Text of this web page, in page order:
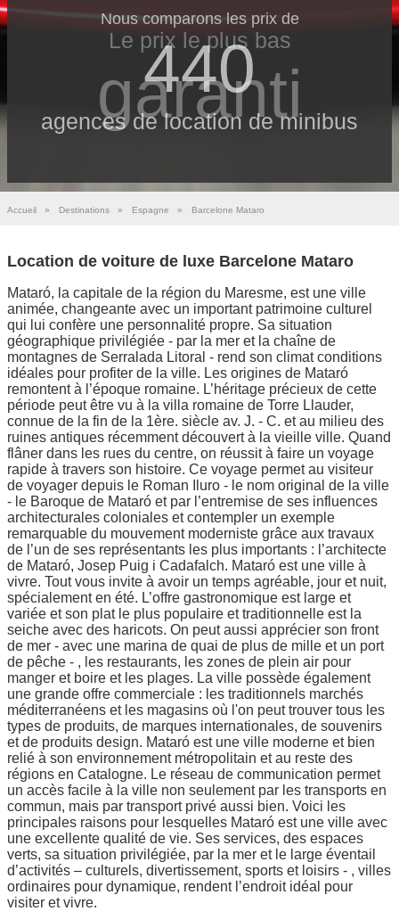
Nous comparons les prix de
440
agences de location de minibus
Le prix le​ plus bas
garanti
Accueil » Destinations » Espagne » Barcelone Mataro
Location de voiture de luxe Barcelone Mataro
Mataró, la capitale de la région du Maresme, est une ville
animée, changeante avec un important patrimoine culturel
qui lui confère une personnalité propre. Sa situation
géographique privilégiée - par la mer et la chaîne de
montagnes de Serralada Litoral - rend son climat conditions
idéales pour profiter de la ville. Les origines de Mataró
remontent à l’époque romaine. L’héritage précieux de cette
période peut être vu à la villa romaine de Torre Llauder,
connue de la fin de la 1ère. siècle av. J. - C. et au milieu des
ruines antiques récemment découvert à la vieille ville. Quand
flâner dans les rues du centre, on réussit à faire un voyage
rapide à travers son histoire. Ce voyage permet au visiteur
de voyager depuis le Roman Iluro - le nom original de la ville
- le Baroque de Mataró et par l’entremise de ses influences
architecturales coloniales et contempler un exemple
remarquable du mouvement moderniste grâce aux travaux
de l’un de ses représentants les plus importants : l’architecte
de Mataró, Josep Puig i Cadafalch. Mataró est une ville à
vivre. Tout vous invite à avoir un temps agréable, jour et nuit,
spécialement en été. L’offre gastronomique est large et
variée et son plat le plus populaire et traditionnelle est la
seiche avec des haricots. On peut aussi apprécier son front
de mer - avec une marina de quai de plus de mille et un port
de pêche - , les restaurants, les zones de plein air pour
manger et boire et les plages. La ville possède également
une grande offre commerciale : les traditionnels marchés
méditerranéens et les magasins où l'on peut trouver tous les
types de produits, de marques internationales, de souvenirs
et de produits design. Mataró est une ville moderne et bien
relié à son environnement métropolitain et au reste des
régions en Catalogne. Le réseau de communication permet
un accès facile à la ville non seulement par les transports en
commun, mais par transport privé aussi bien. Voici les
principales raisons pour lesquelles Mataró est une ville avec
une excellente qualité de vie. Ses services, des espaces
verts, sa situation privilégiée, par la mer et le large éventail
d’activités – culturels, divertissement, sports et loisirs - , villes
ordinaires pour dynamique, rendent l’endroit idéal pour
visiter et vivre.